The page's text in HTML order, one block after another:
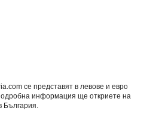
се представят в левове и евро
информация ще откриете на
България